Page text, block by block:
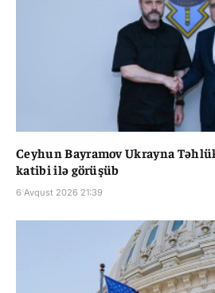
Ceyhun Bayramov Ukrayna
katibi ilə görüşüb
6 Avqust 2026 21:39